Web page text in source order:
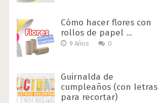
Cómo hacer flores con
rollos de papel …
9 Años 0
Guirnalda de
cumpleaños (con letras
para recortar)